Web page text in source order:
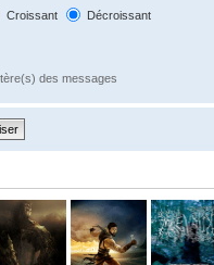
Croissant Décroissant
des messages